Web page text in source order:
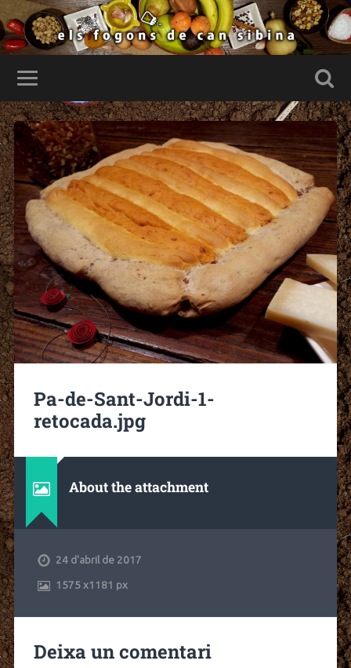
Pa-de-Sant-Jordi-1-
retocada.jpg
About the attachment
24 d'abril de 2017
1575x1181 px
Deixa un comentari